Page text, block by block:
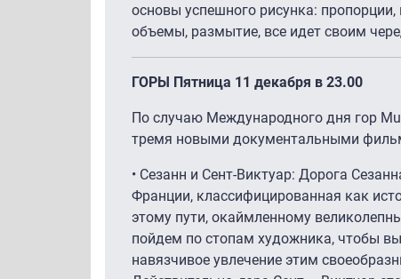
основы успешного рисунка:
объемы, размытие, все идет своим
ГОРЫ Пятница 11 декабря в 23.00
По случаю Международного дня гор
тремя новыми документальными
• Сезанн и Сент-Виктуар: Дорога
Франции, классифицированная как
этому пути, окаймленному
пойдем по стопам художника, чтобы
навязчивое увлечение этим